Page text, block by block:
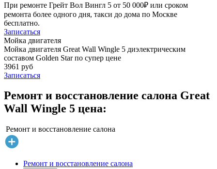
При ремонте Грейт Вол Вингл 5 от 50 000₽ или сроком
ремонта более одного дня, такси до дома по Москве
бесплатно.
Записаться
Мойка двигателя
Мойка двигателя Great Wall Wingle 5 диэлектрическим
составом Golden Star по супер цене
3961 руб
Записаться
Ремонт и восстановление салона Great
Wall Wingle 5 цена:
Ремонт и восстановление салона
Ремонт и восстановление салона